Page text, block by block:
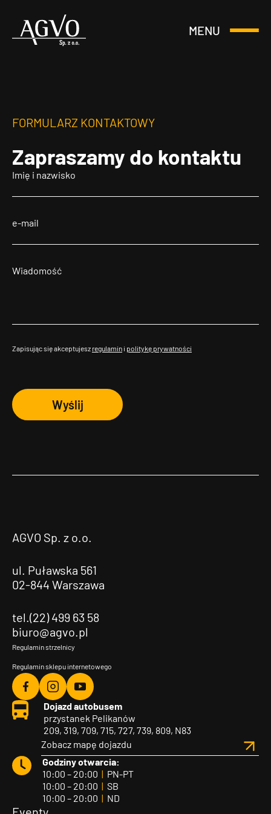
Header
MENU
Otwórz
FORMULARZ KONTAKTOWY
Zapraszamy do kontaktu
Zapisując się akceptujesz regulamin i politykę prywatności
Wyślij
AGVO Sp. z o.o.
ul. Puławska 561
02-844 Warszawa
tel.(22) 499 63 58
biuro@agvo.pl
Regulamin strzelnicy
Regulamin sklepu internetowego
Agvo
Facebook
Agvo
Instagram
Agvo
YouTube
Dojazd autobusem
przystanek Pelikanów
209, 319, 709, 715, 727, 739, 809, N83
Zobacz mapę dojazdu
Godziny otwarcia:
10:00 – 20:00 | PN-PT
10:00 – 20:00 | SB
10:00 – 20:00 | ND